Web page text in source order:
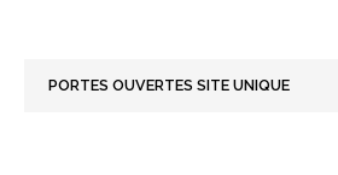
PORTES OUVERTES SITE UNIQUE